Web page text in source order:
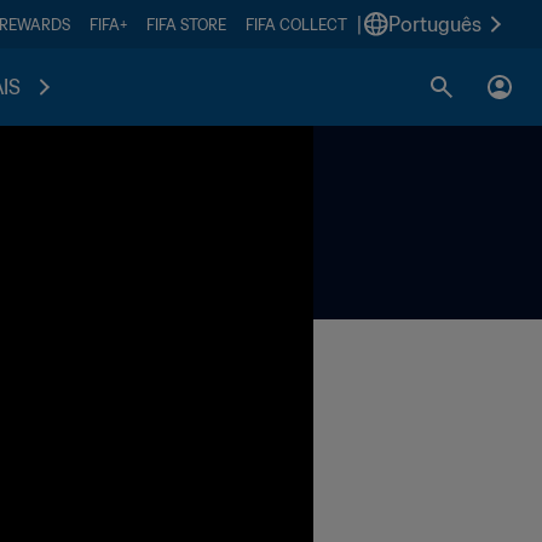
FIFA+ FIFA STORE FIFA COLLECT Português